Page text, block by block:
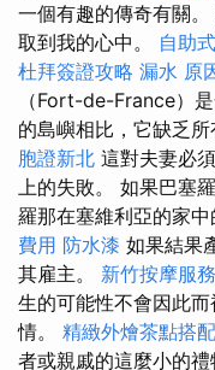
一個有趣的傳奇有關
取到我的心中。 自助
杜拜簽證攻略 漏水 原
（Fort-de-France）
的島嶼相比，它缺乏
胞證新北 這對夫妻必
上的失敗。 如果巴塞
羅那在塞維利亞的家中
費用 防水漆 如果結果
其雇主。 新竹按摩服務
生的可能性不會因此
情。 精緻外燴茶點搭配
者或親戚的這麼小的禮